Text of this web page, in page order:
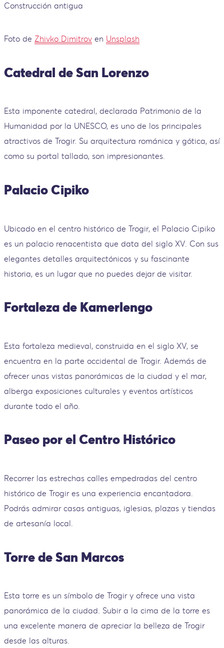
Construcción antigua
Foto de Zhivko Dimitrov en Unsplash
Catedral de San Lorenzo
Esta imponente catedral, declarada Patrimonio de la
Humanidad por la UNESCO, es uno de los principales
atractivos de Trogir. Su arquitectura románica y gótica, así
como su portal tallado, son impresionantes.
Palacio Cipiko
Ubicado en el centro histórico de Trogir, el Palacio Cipiko
es un palacio renacentista que data del siglo XV. Con sus
elegantes detalles arquitectónicos y su fascinante
historia, es un lugar que no puedes dejar de visitar.
Fortaleza de Kamerlengo
Esta fortaleza medieval, construida en el siglo XV, se
encuentra en la parte occidental de Trogir. Además de
ofrecer unas vistas panorámicas de la ciudad y el mar,
alberga exposiciones culturales y eventos artísticos
durante todo el año.
Paseo por el Centro Histórico
Recorrer las estrechas calles empedradas del centro
histórico de Trogir es una experiencia encantadora.
Podrás admirar casas antiguas, iglesias, plazas y tiendas
de artesanía local.
Torre de San Marcos
Esta torre es un símbolo de Trogir y ofrece una vista
panorámica de la ciudad. Subir a la cima de la torre es
una excelente manera de apreciar la belleza de Trogir
desde las alturas.